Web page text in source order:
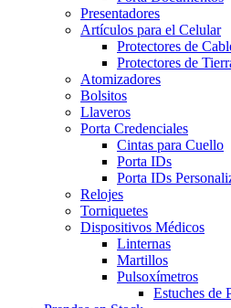
Presentadores
Artículos para el Celular
Protectores de
Protectores de
Atomizadores
Bolsitos
Llaveros
Porta Credenciales
Cintas para Cuello
Porta IDs
Porta IDs
Relojes
Torniquetes
Dispositivos Médicos
Linternas
Martillos
Pulsoxímetros
Estuches de